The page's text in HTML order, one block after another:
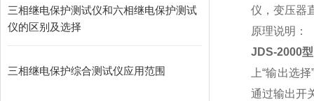
三相继电保护测试仪和六相继电保护测试
仪的区别及选择
三相继电保护综合测试仪应用范围
仪，变压器
原理说明：
JDS-2000
上“输出选
通过输出开